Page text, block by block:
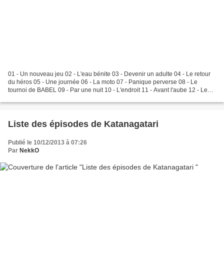
01 - Un nouveau jeu 02 - L'eau bénite 03 - Devenir un adulte 04 - Le retour
du héros 05 - Une journée 06 - La moto 07 - Panique perverse 08 - Le
tournoi de BABEL 09 - Par une nuit 10 - L'endroit 11 - Avant l'aube 12 - Le
Liste des épisodes de Katanagatari
Publié le 10/12/2013 à 07:26
Par NekkO